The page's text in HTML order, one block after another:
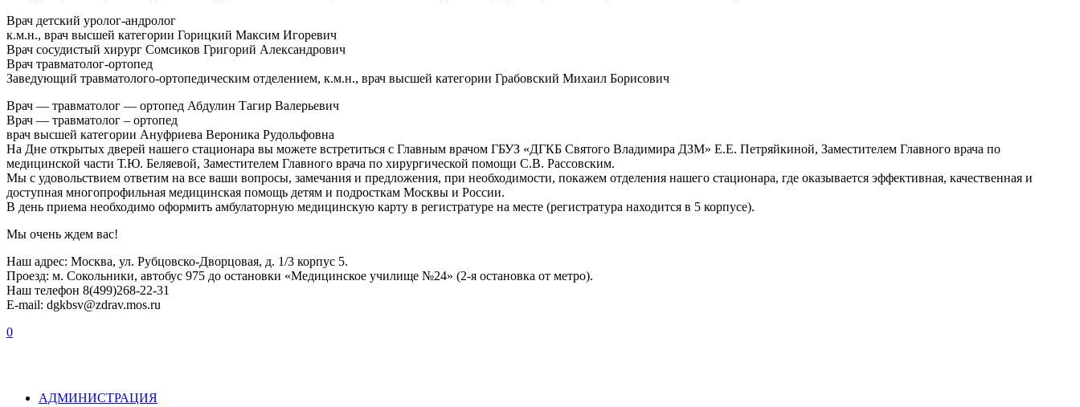
Врач детский уролог-андролог
к.м.н., врач высшей категории Горицкий Максим Игоревич
Врач сосудистый хирург Сомсиков Григорий Александрович
Врач травматолог-ортопед
Заведующий травматолого-ортопедическим отделением, к.м.н., врач высшей категории Грабовский Михаил Борисович
Врач — травматолог — ортопед Абдулин Тагир Валерьевич
Врач — травматолог – ортопед
врач высшей категории Ануфриева Вероника Рудольфовна
На Дне открытых дверей нашего стационара вы можете встретиться с Главным врачом ГБУЗ «ДГКБ Святого Владимира ДЗМ» Е.Е. Петряйкиной, Заместителем Главного врача по
медицинской части Т.Ю. Беляевой, Заместителем Главного врача по хирургической помощи С.В. Рассовским.
Мы с удовольствием ответим на все ваши вопросы, замечания и предложения, при необходимости, покажем отделения нашего стационара, где оказывается эффективная, качественная и
доступная многопрофильная медицинская помощь детям и подросткам Москвы и России.
В день приема необходимо оформить амбулаторную медицинскую карту в регистратуре на месте (регистратура находится в 5 корпусе).
Мы очень ждем вас!
Наш адрес: Москва, ул. Рубцовско-Дворцовая, д. 1/3 корпус 5.
Проезд: м. Сокольники, автобус 975 до остановки «Медицинское училище №24» (2-я остановка от метро).
Наш телефон 8(499)268-22-31
E-mail: dgkbsv@zdrav.mos.ru
0
АДМИНИСТРАЦИЯ